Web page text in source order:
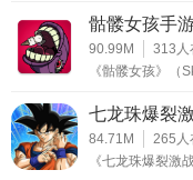
前来探险。
贪婪与恐惧，勇气与
【游戏点评】
1、各种精彩的合成瞬
骷髅女孩手
90.99M 313
《骷髅女孩》（
七龙珠爆裂
84.71M 265
《七龙珠爆裂激